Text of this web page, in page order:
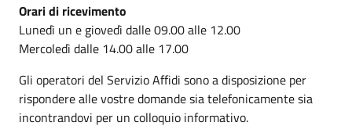
Orari di ricevimento
Lunedì un e giovedì dalle 09.00 alle 12.00
Mercoledì dalle 14.00 alle 17.00
Gli operatori del Servizio Affidi sono a disposizione per
rispondere alle vostre domande sia telefonicamente sia
incontrandovi per un colloquio informativo.